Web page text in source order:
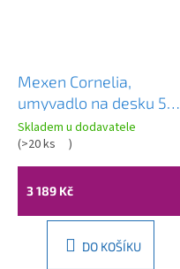
Mexen Cornelia,
umyvadlo na desku 50 x
36 cm, růžová matná,
21885044
Skladem u dodavatele
(>20 ks )
3 189 Kč
DO KOŠÍKU